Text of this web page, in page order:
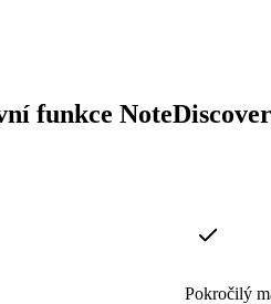
funkce
Pokročilý